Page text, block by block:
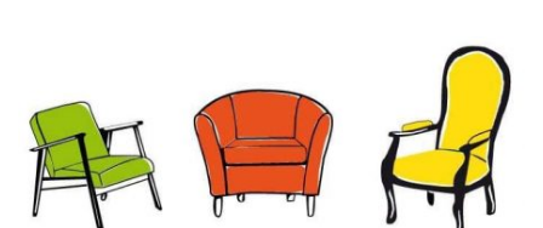
contenu
principal